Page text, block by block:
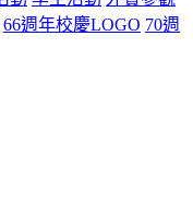
66週年校慶LOGO 70週